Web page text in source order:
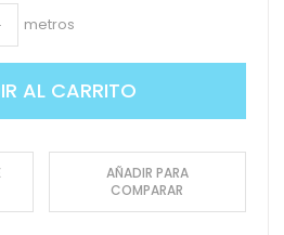
metros
AL CARRITO
AÑADIR PARA
COMPARAR